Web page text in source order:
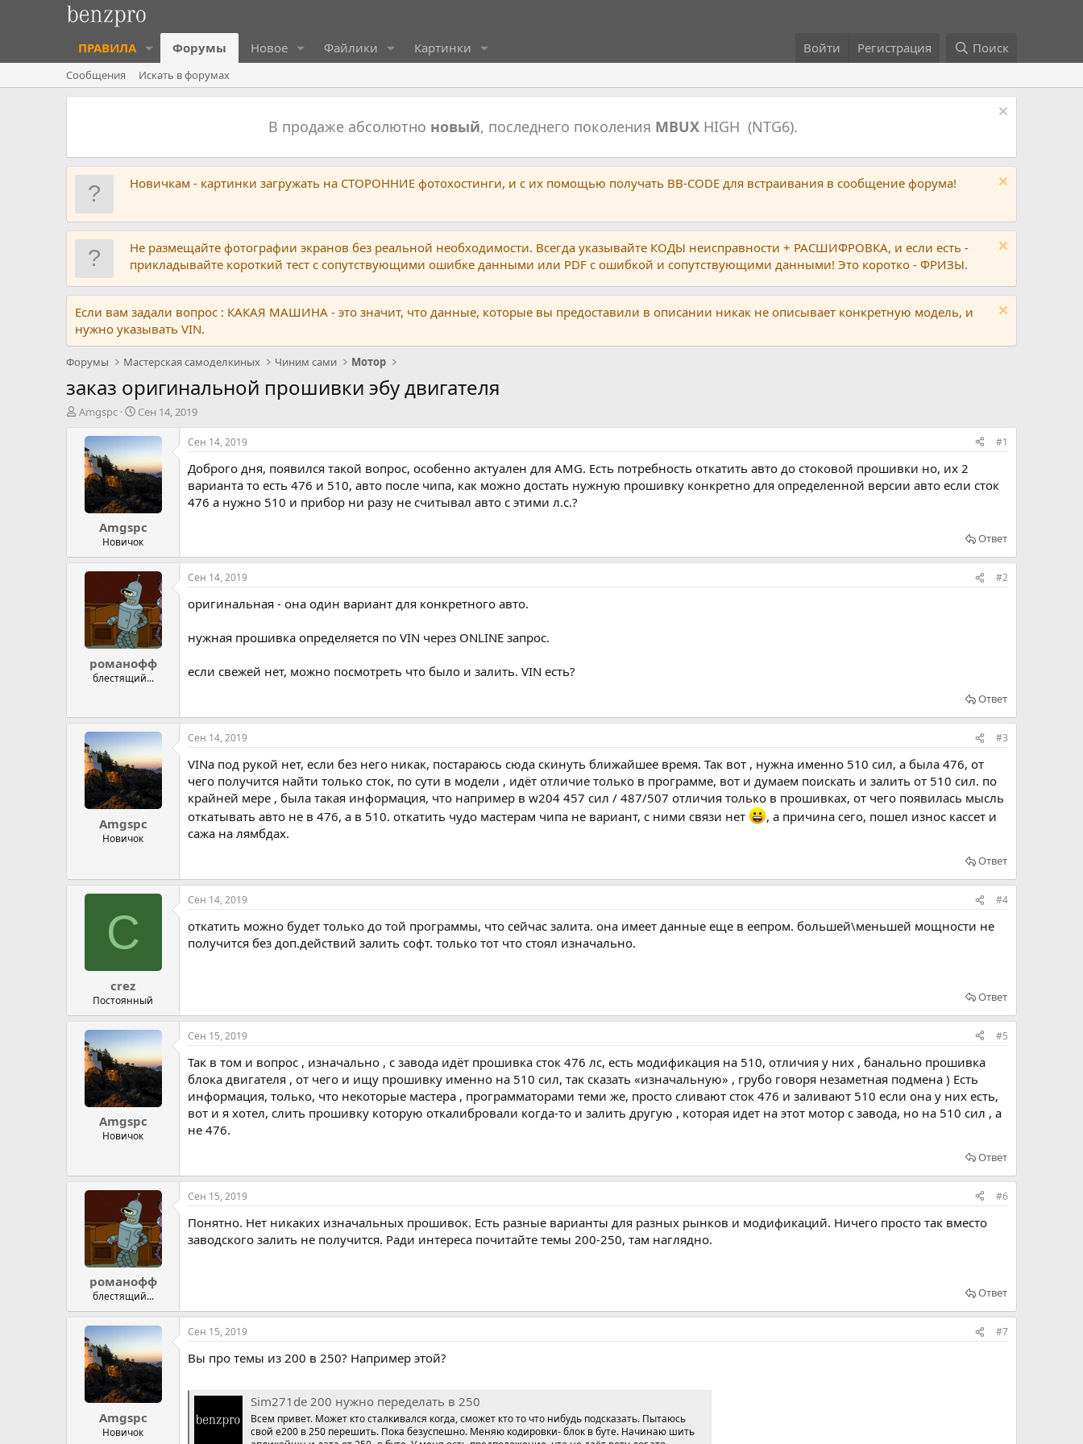
ПРАВИЛА Форумы Новое Файлики Картинки Войти Регистрация Поиск
Сообщения Искать в форумах
В продаже абсолютно новый, последнего поколения MBUXHIGH (NTG6).
Новичкам - картинки загружать на СТОРОННИЕ фотохостинги, и с их помощью получать BB-CODE для встраивания в сообщение форума!
Не размещайте фотографии экранов без реальной необходимости. Всегда указывайте КОДЫ неисправности + РАСШИФРОВКА, и если есть -
прикладывайте короткий тест с сопутствующими ошибке данными или PDF с ошибкой и сопутствующими данными! Это коротко - ФРИЗЫ.
Если вам задали вопрос : КАКАЯ МАШИНА - это значит, что данные, которые вы предоставили в описании никак не описывает конкретную модель, и
нужно указывать VIN.
Форумы Мастерская самоделкиных Чиним сами Мотор
заказ оригинальной прошивки эбу двигателя
А
м
Amgspc
Д
т
а
н
а
ч
а
л
а
Сен 14, 2019
Amgspc
Новичок
Сен 14, 2019 #1
Доброго дня, появился такой вопрос, особенно актуален для AMG. Есть потребность откатить авто до стоковой прошивки но, их 2
варианта то есть 476 и 510, авто после чипа, как можно достать нужную прошивку конкретно для определенной версии авто если сток
476 а нужно 510 и прибор ни разу не считывал авто с этими л.с.?
Ответ
романофф
блестящий...
Сен 14, 2019 #2
оригинальная - она один вариант для конкретного авто.
нужная прошивка определяется по VIN через ONLINE запрос.
если свежей нет, можно посмотреть что было и залить. VIN есть?
Ответ
Amgspc
Новичок
Сен 14, 2019 #3
VINа под рукой нет, если без него никак, постараюсь сюда скинуть ближайшее время. Так вот , нужна именно 510 сил, а была 476, от
чего получится найти только сток, по сути в модели , идёт отличие только в программе, вот и думаем поискать и залить от 510 сил. по
крайней мере , была такая информация, что например в w204 457 сил / 487/507 отличия только в прошивках, от чего появилась мысль
откатывать авто не в 476, а в 510. откатить чудо мастерам чипа не вариант, с ними связи нет
, а причина сего, пошел износ кассет и
сажа на лямбдах.
Ответ
C
crez
Постоянный
Сен 14, 2019 #4
откатить можно будет только до той программы, что сейчас залита. она имеет данные еще в еепром. большей\меньшей мощности не
получится без доп.действий залить софт. только тот что стоял изначально.
Ответ
Amgspc
Новичок
Сен 15, 2019 #5
Так в том и вопрос , изначально , с завода идёт прошивка сток 476 лс, есть модификация на 510, отличия у них , банально прошивка
блока двигателя , от чего и ищу прошивку именно на 510 сил, так сказать «изначальную» , грубо говоря незаметная подмена ) Есть
информация, только, что некоторые мастера , программаторами теми же, просто сливают сток 476 и заливают 510 если она у них есть,
вот и я хотел, слить прошивку которую откалибровали когда-то и залить другую , которая идет на этот мотор с завода, но на 510 сил , а
не 476.
Ответ
романофф
блестящий...
Сен 15, 2019 #6
Понятно. Нет никаких изначальных прошивок. Есть разные варианты для разных рынков и модификаций. Ничего просто так вместо
заводского залить не получится. Ради интереса почитайте темы 200-250, там наглядно.
Ответ
Amgspc
Новичок
Сен 15, 2019 #7
Вы про темы из 200 в 250? Например этой?
Sim271de 200 нужно переделать в 250
Всем привет. Может кто сталкивался когда, сможет кто то что нибудь подсказать. Пытаюсь
свой е200 в 250 перешить. Пока безуспешно. Меняю кодировки- блок в буте. Начинаю шить